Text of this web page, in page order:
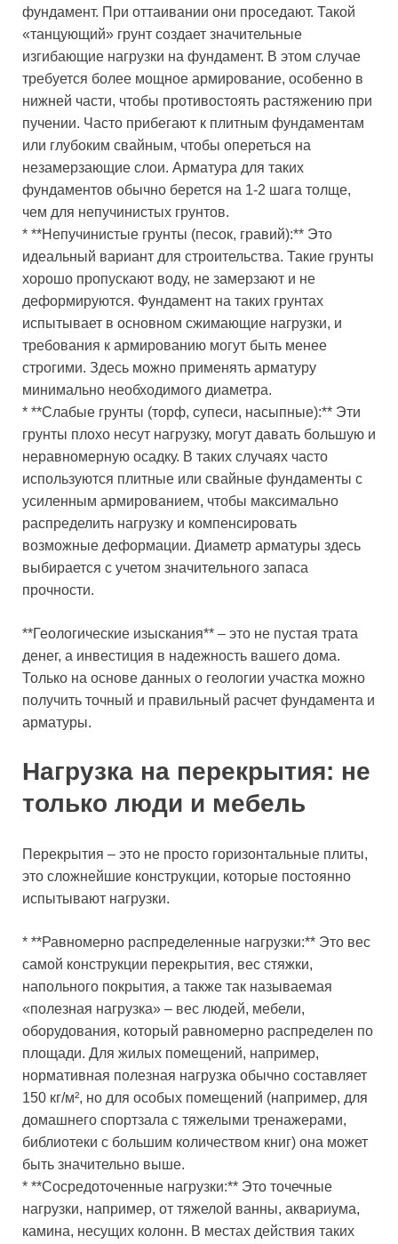
фундамент. При оттаивании они проседают. Такой
«танцующий» грунт создает значительные
изгибающие нагрузки на фундамент. В этом случае
требуется более мощное армирование, особенно в
нижней части, чтобы противостоять растяжению при
пучении. Часто прибегают к плитным фундаментам
или глубоким свайным, чтобы опереться на
незамерзающие слои. Арматура для таких
фундаментов обычно берется на 1-2 шага толще,
чем для непучинистых грунтов.
* **Непучинистые грунты (песок, гравий):** Это
идеальный вариант для строительства. Такие грунты
хорошо пропускают воду, не замерзают и не
деформируются. Фундамент на таких грунтах
испытывает в основном сжимающие нагрузки, и
требования к армированию могут быть менее
строгими. Здесь можно применять арматуру
минимально необходимого диаметра.
* **Слабые грунты (торф, супеси, насыпные):** Эти
грунты плохо несут нагрузку, могут давать большую и
неравномерную осадку. В таких случаях часто
используются плитные или свайные фундаменты с
усиленным армированием, чтобы максимально
распределить нагрузку и компенсировать
возможные деформации. Диаметр арматуры здесь
выбирается с учетом значительного запаса
прочности.
**Геологические изыскания** – это не пустая трата
денег, а инвестиция в надежность вашего дома.
Только на основе данных о геологии участка можно
получить точный и правильный расчет фундамента и
арматуры.
Нагрузка на перекрытия: не
только люди и мебель
Перекрытия – это не просто горизонтальные плиты,
это сложнейшие конструкции, которые постоянно
испытывают нагрузки.
* **Равномерно распределенные нагрузки:** Это вес
самой конструкции перекрытия, вес стяжки,
напольного покрытия, а также так называемая
«полезная нагрузка» – вес людей, мебели,
оборудования, который равномерно распределен по
площади. Для жилых помещений, например,
нормативная полезная нагрузка обычно составляет
150 кг/м², но для особых помещений (например, для
домашнего спортзала с тяжелыми тренажерами,
библиотеки с большим количеством книг) она может
быть значительно выше.
* **Сосредоточенные нагрузки:** Это точечные
нагрузки, например, от тяжелой ванны, аквариума,
камина, несущих колонн. В местах действия таких